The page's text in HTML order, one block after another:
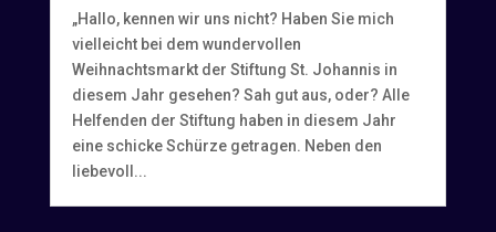
„Hallo, kennen wir uns nicht? Haben Sie mich
vielleicht bei dem wundervollen
Weihnachtsmarkt der Stiftung St. Johannis in
diesem Jahr gesehen? Sah gut aus, oder? Alle
Helfenden der Stiftung haben in diesem Jahr
eine schicke Schürze getragen. Neben den
liebevoll...